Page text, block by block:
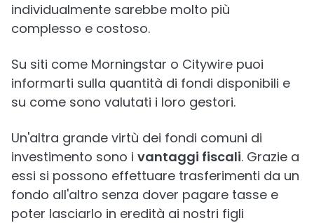
individualmente sarebbe molto più
complesso e costoso.
Su siti come Morningstar o Citywire puoi
informarti sulla quantità di fondi disponibili e
su come sono valutati i loro gestori.
Un'altra grande virtù dei fondi comuni di
investimento sono i vantaggi fiscali. Grazie a
essi si possono effettuare trasferimenti da un
fondo all'altro senza dover pagare tasse e
poter lasciarlo in eredità ai nostri figli